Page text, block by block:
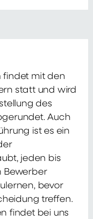
findet mit den
statt und wird
des
Auch
ist es ein
jeden bis
Bewerber
bevor
treffen.
findet bei uns